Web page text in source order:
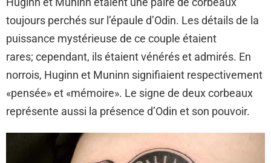
toujours perchés sur l’épaule d’Odin. Les détails de la
puissance mystérieuse de ce couple étaient
rares; cependant, ils étaient vénérés et admirés. En
norrois, Huginn et Muninn signifiaient respectivement
«pensée» et «mémoire». Le signe de deux corbeaux
représente aussi la présence d’Odin et son pouvoir.